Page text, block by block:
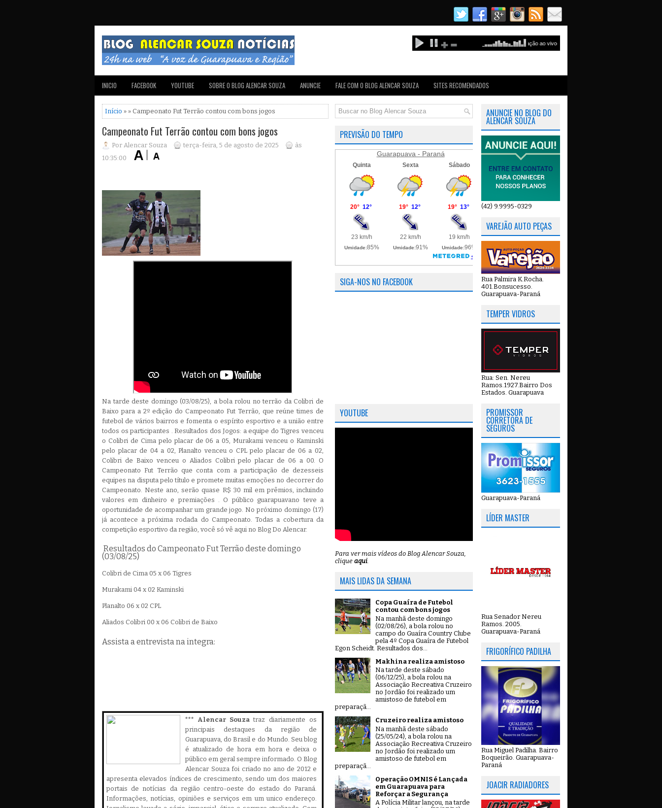
INICIO FACEBOOK YOUTUBE SOBRE O BLOG ALENCAR SOUZA ANUNCIE FALE COM O BLOG ALENCAR SOUZA SITES RECOMENDADOS
Início » » Campeonato Fut Terrão contou com bons jogos
Campeonato Fut Terrão contou com bons jogos
Por Alencar Souza terça-feira, 5 de agosto de 2025
às
10:35:00
Na tarde deste domingo (03/08/25), a bola rolou no terrão da Colibri de
Baixo para a 2º edição do Campeonato Fut Terrão, que reúne times de
futebol de vários bairros e fomenta o espírito esportivo e a união entre
todos os participantes . Resultados dos Jogos: a equipe do Tigres venceu
o Colibri de Cima pelo placar de 06 a 05, Murakami venceu o Kaminski
pelo placar de 04 a 02, Planalto venceu o CPL pelo placar de 06 a 02,
Colibri de Baixo venceu o Aliados Colibri pelo placar de 06 a 00. O
Campeonato Fut Terrão que conta com a participação de dezesseis
equipes na disputa pelo título e promete muitas emoções no decorrer do
Campeonato. Neste ano, serão quase R$ 30 mil em prêmios, incluindo
valores em dinheiro e premiações . O público guarapuavano teve a
oportunidade de acompanhar um grande jogo. No próximo domingo (17)
já acontece a próxima rodada do Campeonato. Todas a cobertura da
competição esportivo da região, você só vê aqui no Blog Do Alencar.
Resultados do Campeonato Fut Terrão deste domingo
(03/08/25)
Colibri de Cima 05 x 06 Tigres
Murakami 04 x 02 Kaminski
Planalto 06 x 02 CPL
Aliados Colibri 00 x 06 Colibri de Baixo
Assista a entrevista na integra:
*** Alencar Souza traz diariamente os
principais destaques da região de
Guarapuava, do Brasil e do Mundo. Seu blog
é atualizado de hora em hora e deixa o
público em geral sempre informado. O Blog
Alencar Souza foi criado no ano de 2012 e
apresenta elevados índices de crescimento, sendo um dos maiores
portais de notícias da região centro-oeste do estado do Paraná.
Informações, notícias, opiniões e serviços em um unico endereço.
PREVISÃO DO TEMPO
Guarapuava - Paraná
SIGA-NOS NO FACEBOOK
YOUTUBE
Para ver mais vídeos do Blog Alencar Souza,
clique aqui.
MAIS LIDAS DA SEMANA
Copa Guaíra de Futebol
contou com bons jogos
Na manhã deste domingo
(02/08/26), a bola rolou no
campo do Guaíra Country Clube
pela 4º Copa Guaíra de Futebol
Egon Scheidt. Resultados dos...
Makhina realiza amistoso
Na tarde deste sábado
(06/12/25), a bola rolou na
Associação Recreativa Cruzeiro
no Jordão foi realizado um
amistoso de futebol em
preparaçã...
Cruzeiro realiza amistoso
Na manhã deste sábado
(25/05/24), a bola rolou na
Associação Recreativa Cruzeiro
no Jordão foi realizado um
amistoso de futebol em
preparaçã...
Operação OMNIS é Lançada
em Guarapuava para
Reforçar a Segurança
A Polícia Militar lançou, na tarde
ANUNCIE NO BLOG DO
ALENCAR SOUZA
(42) 9.9995-0329
VAREJÃO AUTO PEÇAS
Rua Palmira K.Rocha.
401.Bonsucesso.
Guarapuava-Paraná
TEMPER VIDROS
Rua: Sen. Nereu
Ramos.1927.Bairro Dos
Estados. Guarapuava
PROMISSOR
CORRETORA DE
SEGUROS
Guarapuava-Paraná
LÍDER MASTER
Rua Senador Nereu
Ramos. 2005.
Guarapuava-Paraná
FRIGORÍFICO PADILHA
Rua Miguel Padilha. Bairro
Boqueirão. Guarapuava-
Paraná
JOACIR RADIADORES